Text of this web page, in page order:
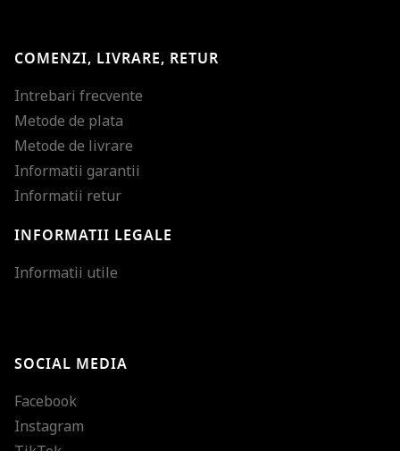
COMENZI, LIVRARE, RETUR
Intrebari frecvente
Metode de plata
Metode de livrare
Informatii garantii
Informatii retur
INFORMATII LEGALE
Informatii utile
SOCIAL MEDIA
Facebook
Instagram